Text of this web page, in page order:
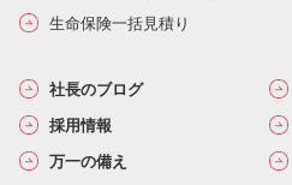
生命保険一括見積り
社長のブログ
採用情報
万一の備え